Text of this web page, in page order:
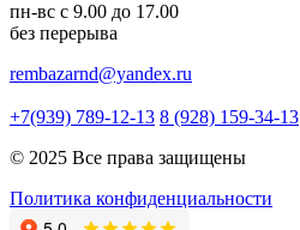
пн-вс с 9.00 до 17.00
без перерыва
rembazarnd@yandex.ru
+7(939) 789-12-13 8 (928) 159-34-13
© 2025 Все права защищены
Политика конфиденциальности